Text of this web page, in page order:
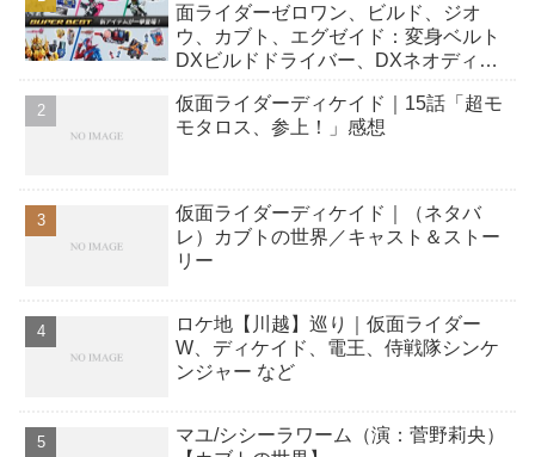
面ライダーゼロワン、ビルド、ジオ
ウ、カブト、エグゼイド：変身ベルト
DXビルドドライバー、DXネオディケ
か12点！
仮面ライダーディケイド｜15話「超モ
モタロス、参上！」感想
仮面ライダーディケイド｜（ネタバ
レ）カブトの世界／キャスト＆ストー
リー
ロケ地【川越】巡り｜仮面ライダー
W、ディケイド、電王、侍戦隊シンケ
ンジャー など
マユ/シシーラワーム（演：菅野莉央）